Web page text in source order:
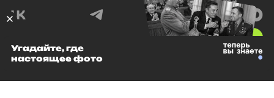
© 1999–2026 Все права защищены.
Угадайте, где
настоящее фото